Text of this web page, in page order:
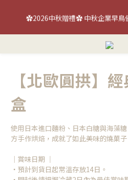
【喜餅優惠】免費『台北/台中』喜餅
✿2026中秋贈禮✿ 中秋企業早鳥
【喜餅優惠】免費『台北/台中』喜餅
【北歐圓拱】
盒
使用日本進口麵粉、日本白糖與海藻
方手作烘焙，成就了如此美味的燒菓子
｜賞味日期 ｜
•預計到貨日起常溫存放14日。